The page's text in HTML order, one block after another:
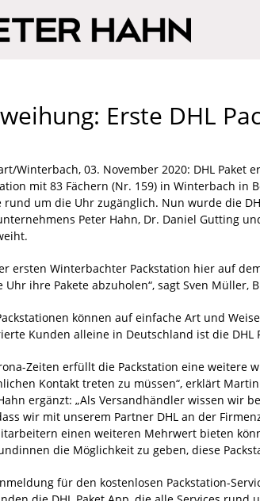
Erste DHL
Winterbach, 03. November 2020: DHL
mit 83 Fächern (Nr. 159) in Winterbach in
rund um die Uhr zugänglich. Nun wurde die
Peter Hahn, Dr. Daniel Gutting
ersten Winterbachter Packstation hier auf
Uhr ihre Pakete abzuholen“, sagt Sven Müller,
können auf einfache Art und
Kunden alleine in Deutschland ist die
Zeiten erfüllt die Packstation eine weitere
Kontakt treten zu müssen“, erklärt
ergänzt: „Als Versandhändler wissen wir
wir mit unserem Partner DHL an der
einen weiteren Mehrwert bieten
die Möglichkeit zu geben, diese
für den kostenlosen Packstation-